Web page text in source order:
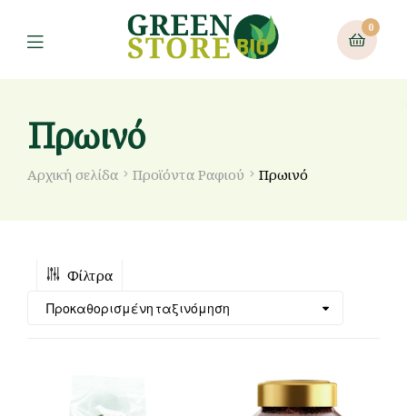
0
Πρωινό
Αρχική σελίδα Προϊόντα Ραφιού Πρωινό
Φίλτρα